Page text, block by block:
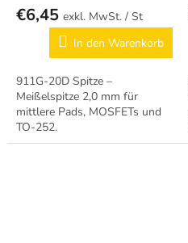
€6,45
/ St
In den Warenkorb
911G-20D Spitze –
Meißelspitze 2,0 mm für
mittlere Pads, MOSFETs und
TO-252.